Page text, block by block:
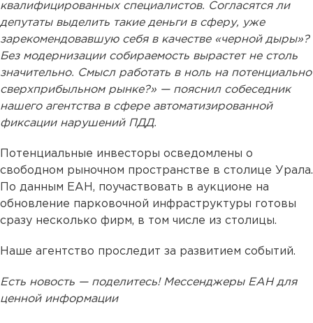
квалифицированных специалистов. Согласятся ли
депутаты выделить такие деньги в сферу, уже
зарекомендовавшую себя в качестве «черной дыры»?
Без модернизации собираемость вырастет не столь
значительно. Смысл работать в ноль на потенциально
сверхприбыльном рынке?» — пояснил собеседник
нашего агентства в сфере автоматизированной
фиксации нарушений ПДД.
Потенциальные инвесторы осведомлены о
свободном рыночном пространстве в столице Урала.
По данным ЕАН, поучаствовать в аукционе на
обновление парковочной инфраструктуры готовы
сразу несколько фирм, в том числе из столицы.
Наше агентство проследит за развитием событий.
Есть новость — поделитесь! Мессенджеры ЕАН для
ценной информации